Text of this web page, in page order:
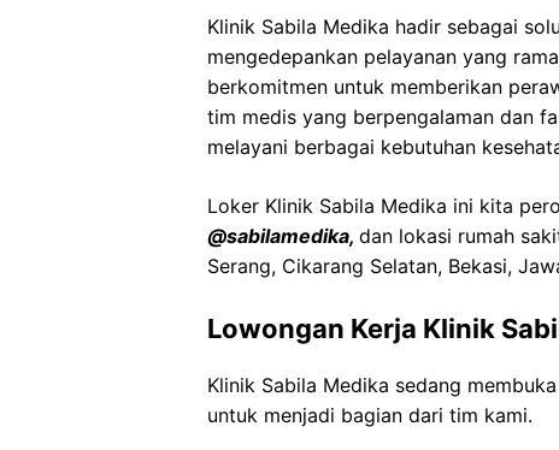
Klinik Sabila Medika hadir sebagai
mengedepankan pelayanan yang
berkomitmen untuk memberikan
tim medis yang berpengalaman dan
melayani berbagai kebutuhan
Loker Klinik Sabila Medika ini kita
@sabilamedika, dan lokasi rumah
Serang, Cikarang Selatan, Bekasi,
Lowongan Kerja Klinik
Klinik Sabila Medika sedang
untuk menjadi bagian dari tim kami.